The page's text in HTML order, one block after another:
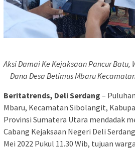
Aksi Damai Ke Kejaksaan Pancur Batu,
Dana Desa Betimus Mbaru
Beritatrends, Deli Serdang –
Mbaru, Kecamatan Sibolangit,
Provinsi Sumatera Utara mendadak
Cabang Kejaksaan Negeri Deli
Mei 2022 Pukul 11.30 Wib, tujuan